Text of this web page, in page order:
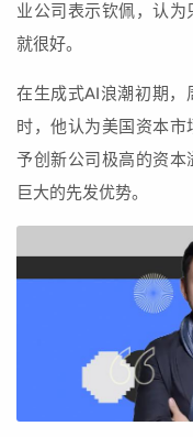
业公司表示钦佩，认为
就很好。
在生成式AI浪潮初期
时，他认为美国资本
予创新公司极高的资
巨大的先发优势。